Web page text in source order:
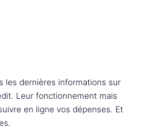
les dernières informations sur
Leur fonctionnement mais
en ligne vos dépenses. Et